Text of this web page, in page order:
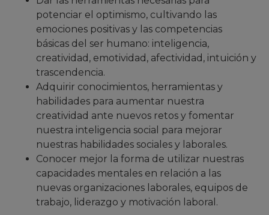
potenciar el optimismo, cultivando las
emociones positivas y las competencias
básicas del ser humano: inteligencia,
creatividad, emotividad, afectividad, intuición y
trascendencia.
Adquirir conocimientos, herramientas y
habilidades para aumentar nuestra
creatividad ante nuevos retos y fomentar
nuestra inteligencia social para mejorar
nuestras habilidades sociales y laborales.
Conocer mejor la forma de utilizar nuestras
capacidades mentales en relación a las
nuevas organizaciones laborales, equipos de
trabajo, liderazgo y motivación laboral.